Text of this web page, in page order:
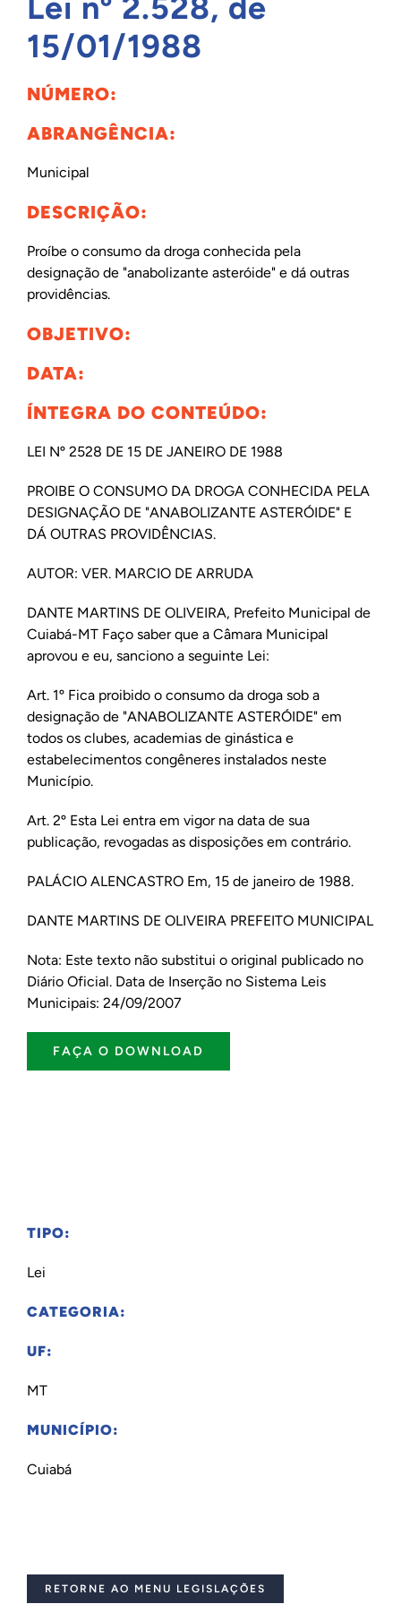
INTERNACIONAL
BIBLIOTECA
15/01/1988
NÚMERO:
ABRANGÊNCIA:
Municipal
DESCRIÇÃO:
Proíbe o consumo da droga conhecida pela
designação de "anabolizante asteróide" e dá outras
providências.
OBJETIVO:
DATA:
ÍNTEGRA DO CONTEÚDO:
LEI Nº 2528 DE 15 DE JANEIRO DE 1988
PROIBE O CONSUMO DA DROGA CONHECIDA PELA
DESIGNAÇÃO DE "ANABOLIZANTE ASTERÓIDE" E
DÁ OUTRAS PROVIDÊNCIAS.
AUTOR: VER. MARCIO DE ARRUDA
DANTE MARTINS DE OLIVEIRA, Prefeito Municipal de
Cuiabá-MT Faço saber que a Câmara Municipal
aprovou e eu, sanciono a seguinte Lei:
Art. 1º Fica proibido o consumo da droga sob a
designação de "ANABOLIZANTE ASTERÓIDE" em
todos os clubes, academias de ginástica e
estabelecimentos congêneres instalados neste
Município.
Art. 2º Esta Lei entra em vigor na data de sua
publicação, revogadas as disposições em contrário.
PALÁCIO ALENCASTRO Em, 15 de janeiro de 1988.
DANTE MARTINS DE OLIVEIRA PREFEITO MUNICIPAL
Nota: Este texto não substitui o original publicado no
Diário Oficial. Data de Inserção no Sistema Leis
Municipais: 24/09/2007
FAÇA O DOWNLOAD
TIPO:
Lei
CATEGORIA:
UF:
MT
MUNICÍPIO:
Cuiabá
RETORNE AO MENU LEGISLAÇÕES